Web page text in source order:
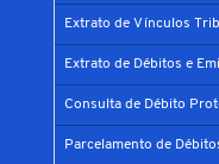
Extrato de Vínculos
Extrato de Débitos e
Consulta de Débito
Parcelamento de